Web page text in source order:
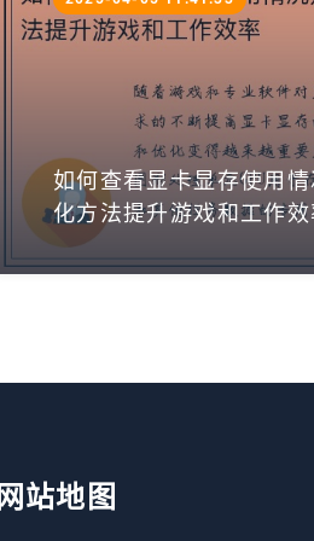
如何查看显卡显存使用
化方法提升游戏和工作
网站地图